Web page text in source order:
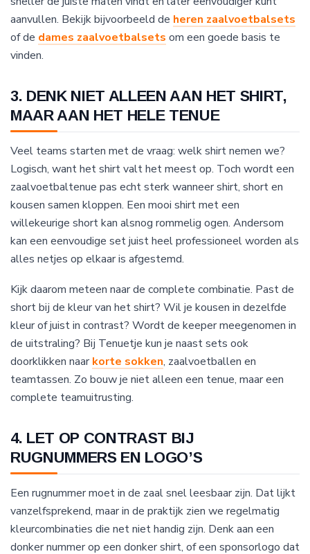
aanvullen. Bekijk bijvoorbeeld de heren zaalvoetbalsets
of de dames zaalvoetbalsets om een goede basis te
vinden.
3. DENK NIET ALLEEN AAN HET SHIRT,
MAAR AAN HET HELE TENUE
Veel teams starten met de vraag: welk shirt nemen we?
Logisch, want het shirt valt het meest op. Toch wordt een
zaalvoetbaltenue pas echt sterk wanneer shirt, short en
kousen samen kloppen. Een mooi shirt met een
willekeurige short kan alsnog rommelig ogen. Andersom
kan een eenvoudige set juist heel professioneel worden als
alles netjes op elkaar is afgestemd.
Kijk daarom meteen naar de complete combinatie. Past de
short bij de kleur van het shirt? Wil je kousen in dezelfde
kleur of juist in contrast? Wordt de keeper meegenomen in
de uitstraling? Bij Tenuetje kun je naast sets ook
doorklikken naarkorte sokken, zaalvoetballen en
teamtassen. Zo bouw je niet alleen een tenue, maar een
complete teamuitrusting.
4. LET OP CONTRAST BIJ
RUGNUMMERS EN LOGO’S
Een rugnummer moet in de zaal snel leesbaar zijn. Dat lijkt
vanzelfsprekend, maar in de praktijk zien we regelmatig
kleurcombinaties die net niet handig zijn. Denk aan een
donker nummer op een donker shirt, of een sponsorlogo dat